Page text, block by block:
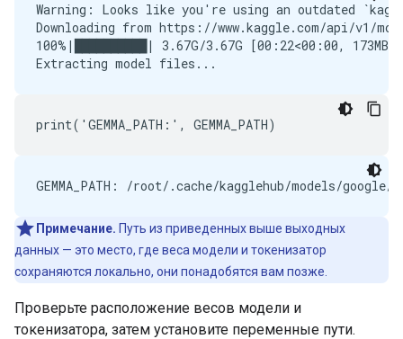
Warning: Looks like you're using an outdated
Downloading from https://www.kaggle.com/api/v1/
100%|██████████| 3.67G/3.67G [00:22<00:00, 173MB/
Примечание. Путь из приведенных выше выходных
данных — это место, где веса модели и токенизатор
сохраняются локально, они понадобятся вам позже.
Проверьте расположение весов модели и
токенизатора, затем установите переменные пути.